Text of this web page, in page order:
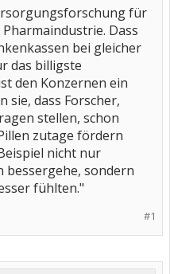
für
Dass
bei gleicher
das billigste
den Konzernen ein
sie, dass Forscher,
stellen, schon
zutage fördern
nicht nur
bessergehe, sondern
fühlten."
#1